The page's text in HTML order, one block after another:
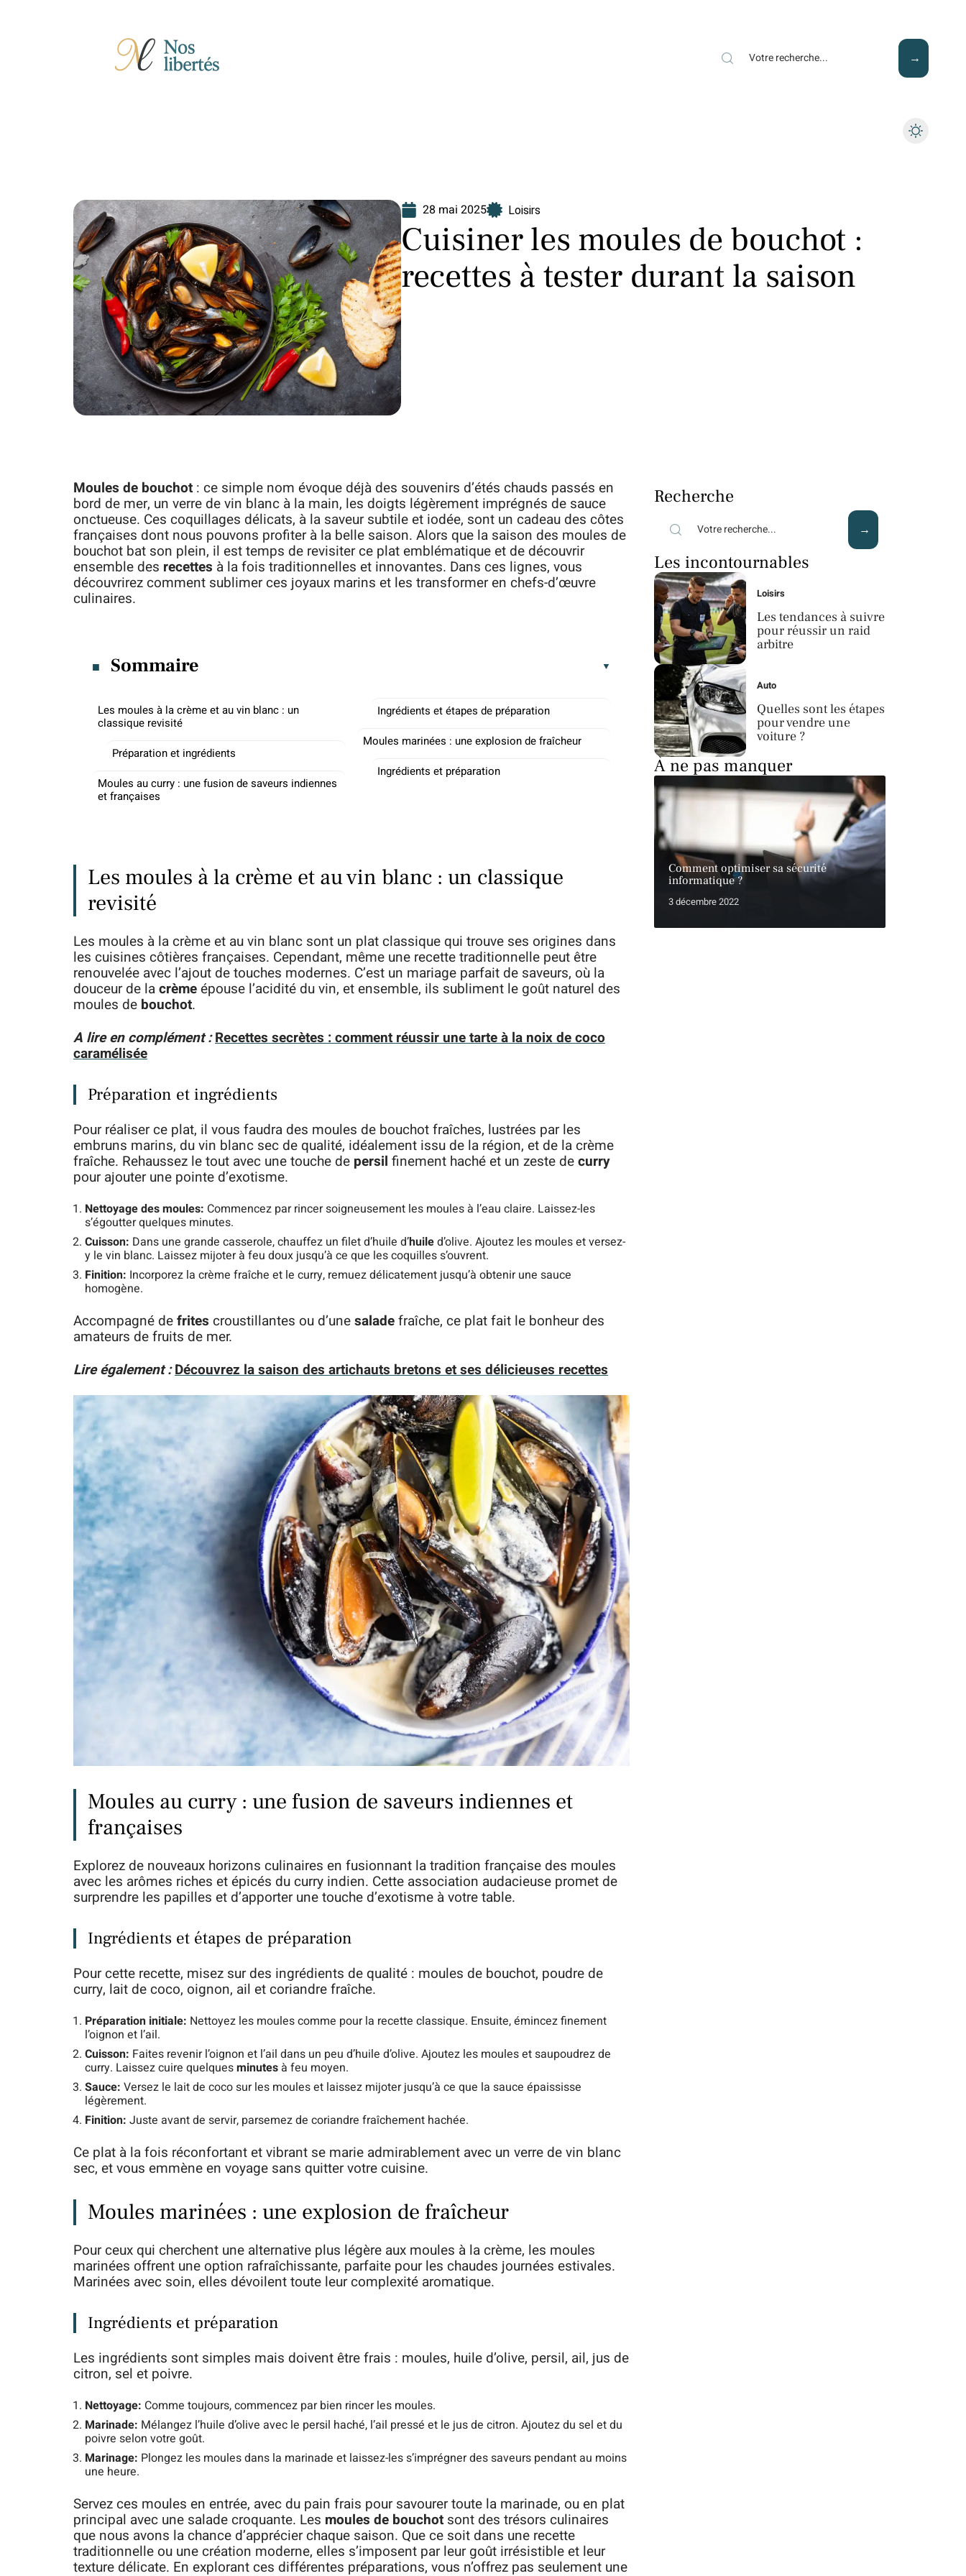
28 mai 2025 Loisirs
Cuisiner les moules de bouchot :
recettes à tester durant la saison
Moules de bouchot : ce simple nom évoque déjà des souvenirs d’étés chauds passés en
bord de mer, un verre de vin blanc à la main, les doigts légèrement imprégnés de sauce
onctueuse. Ces coquillages délicats, à la saveur subtile et iodée, sont un cadeau des côtes
françaises dont nous pouvons profiter à la belle saison. Alors que la saison des moules de
bouchot bat son plein, il est temps de revisiter ce plat emblématique et de découvrir
ensemble des recettes à la fois traditionnelles et innovantes. Dans ces lignes, vous
découvrirez comment sublimer ces joyaux marins et les transformer en chefs-d’œuvre
culinaires.
Sommaire
Les moules à la crème et au vin blanc : un
classique revisité
Préparation et ingrédients
Moules au curry : une fusion de saveurs indiennes
et françaises
Ingrédients et étapes de préparation
Moules marinées : une explosion de fraîcheur
Ingrédients et préparation
Les moules à la crème et au vin blanc : un classique
revisité
Les moules à la crème et au vin blanc sont un plat classique qui trouve ses origines dans
les cuisines côtières françaises. Cependant, même une recette traditionnelle peut être
renouvelée avec l’ajout de touches modernes. C’est un mariage parfait de saveurs, où la
douceur de lacrèmeépouse l’acidité du vin, et ensemble, ils subliment le goût naturel des
moules de bouchot.
A lire en complément :Recettes secrètes : comment réussir une tarte à la noix de coco
caramélisée
Préparation et ingrédients
Pour réaliser ce plat, il vous faudra des moules de bouchot fraîches, lustrées par les
embruns marins, du vin blanc sec de qualité, idéalement issu de la région, et de la crème
fraîche. Rehaussez le tout avec une touche de persil finement haché et un zeste decurry
pour ajouter une pointe d’exotisme.
Nettoyage des moules: Commencez par rincer soigneusement les moules à l’eau claire. Laissez-les
s’égoutter quelques minutes.
Cuisson: Dans une grande casserole, chauffez un filet d’huile d’huiled’olive. Ajoutez les moules et versez-
y le vin blanc. Laissez mijoter à feu doux jusqu’à ce que les coquilles s’ouvrent.
Finition: Incorporez la crème fraîche et le curry, remuez délicatement jusqu’à obtenir une sauce
homogène.
Accompagné defrites croustillantes ou d’unesaladefraîche, ce plat fait le bonheur des
amateurs de fruits de mer.
Lire également :Découvrez la saison des artichauts bretons et ses délicieuses recettes
Moules au curry : une fusion de saveurs indiennes et
françaises
Explorez de nouveaux horizons culinaires en fusionnant la tradition française des moules
avec les arômes riches et épicés du curry indien. Cette association audacieuse promet de
surprendre les papilles et d’apporter une touche d’exotisme à votre table.
Ingrédients et étapes de préparation
Pour cette recette, misez sur des ingrédients de qualité : moules de bouchot, poudre de
curry, lait de coco, oignon, ail et coriandre fraîche.
Préparation initiale: Nettoyez les moules comme pour la recette classique. Ensuite, émincez finement
l’oignon et l’ail.
Cuisson: Faites revenir l’oignon et l’ail dans un peu d’huile d’olive. Ajoutez les moules et saupoudrez de
curry. Laissez cuire quelquesminutesà feu moyen.
Sauce: Versez le lait de coco sur les moules et laissez mijoter jusqu’à ce que la sauce épaississe
légèrement.
Finition: Juste avant de servir, parsemez de coriandre fraîchement hachée.
Ce plat à la fois réconfortant et vibrant se marie admirablement avec un verre de vin blanc
sec, et vous emmène en voyage sans quitter votre cuisine.
Moules marinées : une explosion de fraîcheur
Pour ceux qui cherchent une alternative plus légère aux moules à la crème, les moules
marinées offrent une option rafraîchissante, parfaite pour les chaudes journées estivales.
Marinées avec soin, elles dévoilent toute leur complexité aromatique.
Ingrédients et préparation
Les ingrédients sont simples mais doivent être frais : moules, huile d’olive, persil, ail, jus de
citron, sel et poivre.
Nettoyage: Comme toujours, commencez par bien rincer les moules.
Marinade: Mélangez l’huile d’olive avec le persil haché, l’ail pressé et le jus de citron. Ajoutez du sel et du
poivre selon votre goût.
Marinage: Plongez les moules dans la marinade et laissez-les s’imprégner des saveurs pendant au moins
une heure.
Servez ces moules en entrée, avec du pain frais pour savourer toute la marinade, ou en plat
principal avec une salade croquante. Les moules de bouchot sont des trésors culinaires
que nous avons la chance d’apprécier chaque saison. Que ce soit dans une recette
traditionnelle ou une création moderne, elles s’imposent par leur goût irrésistible et leur
texture délicate. En explorant ces différentes préparations, vous n’offrez pas seulement une
Recherche
Les incontournables
Loisirs
Les tendances à suivre
pour réussir un raid
arbitre
Auto
Quelles sont les étapes
pour vendre une
voiture ?
À ne pas manquer
Comment optimiser sa sécurité
informatique ?
3 décembre 2022